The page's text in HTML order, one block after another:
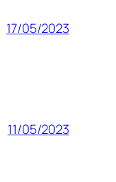
17/05/2023
11/05/2023